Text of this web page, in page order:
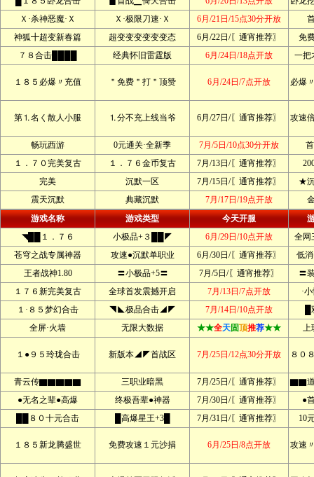
Ｘ·杀神恶魔·Ｘ
Ｘ·极限刀速·Ｘ 6月/21日/15点30分开放
神狐╋超变新春篇
超变变变变变变态 6月/22日/〖通宵推荐〗
免
７８合击████
经典怀旧雷霆版 6月/24日/18点开放 一把
１８５必爆〃充值 ＂免费＂打＂顶赞 6月/24日/7点开放 必爆
第⒈名く散人小服 ⒈分不充上线当爷 6月/27日/〖通宵推荐〗 攻速
畅玩西游 0元通关·全新季 7月/5日/10点30分开放
１．７０完美复古
１．７６金币复古 7月/13日/〖通宵推荐〗
完美
沉默一区 7月/15日/〖通宵推荐〗
★
震天沉默
典藏沉默 7月/17日/19点开放
游戏名称
游戏类型 今天开服
◥██１．７６
小极品+３██◤ 6月/29日/10点开放
全网
苍穹之战专属神器
攻速●沉默单职业 6月/30日/〖通宵推荐〗
低
王者战神1.80
〓小极品+5〓 7月/5日/〖通宵推荐〗
〓
１７６新完美复古
全球首发震撼开启 7月/13日/7点开放
·
１·８５梦幻合击
◥◣极品合击◢◤ 7月/14日/10点开放
全屏·火墙
无限大数据 ★★全天固顶推荐★★ 上
１●９５玲珑合击 新版本◢◤首战区 7月/25日/12点30分开放 ８０
青云传▇▇▇▇▇ 三职业暗黑 7月/25日/〖通宵推荐〗
▇▇道
●无名之辈●高爆
终极吾辈●神器 7月/30日/〖通宵推荐〗
●
██８０十元合击
█高爆星王+3█ 7月/31日/〖通宵推荐〗 10
１８５新龙腾盛世 免费攻速１元沙捐 6月/25日/8点开放 攻速